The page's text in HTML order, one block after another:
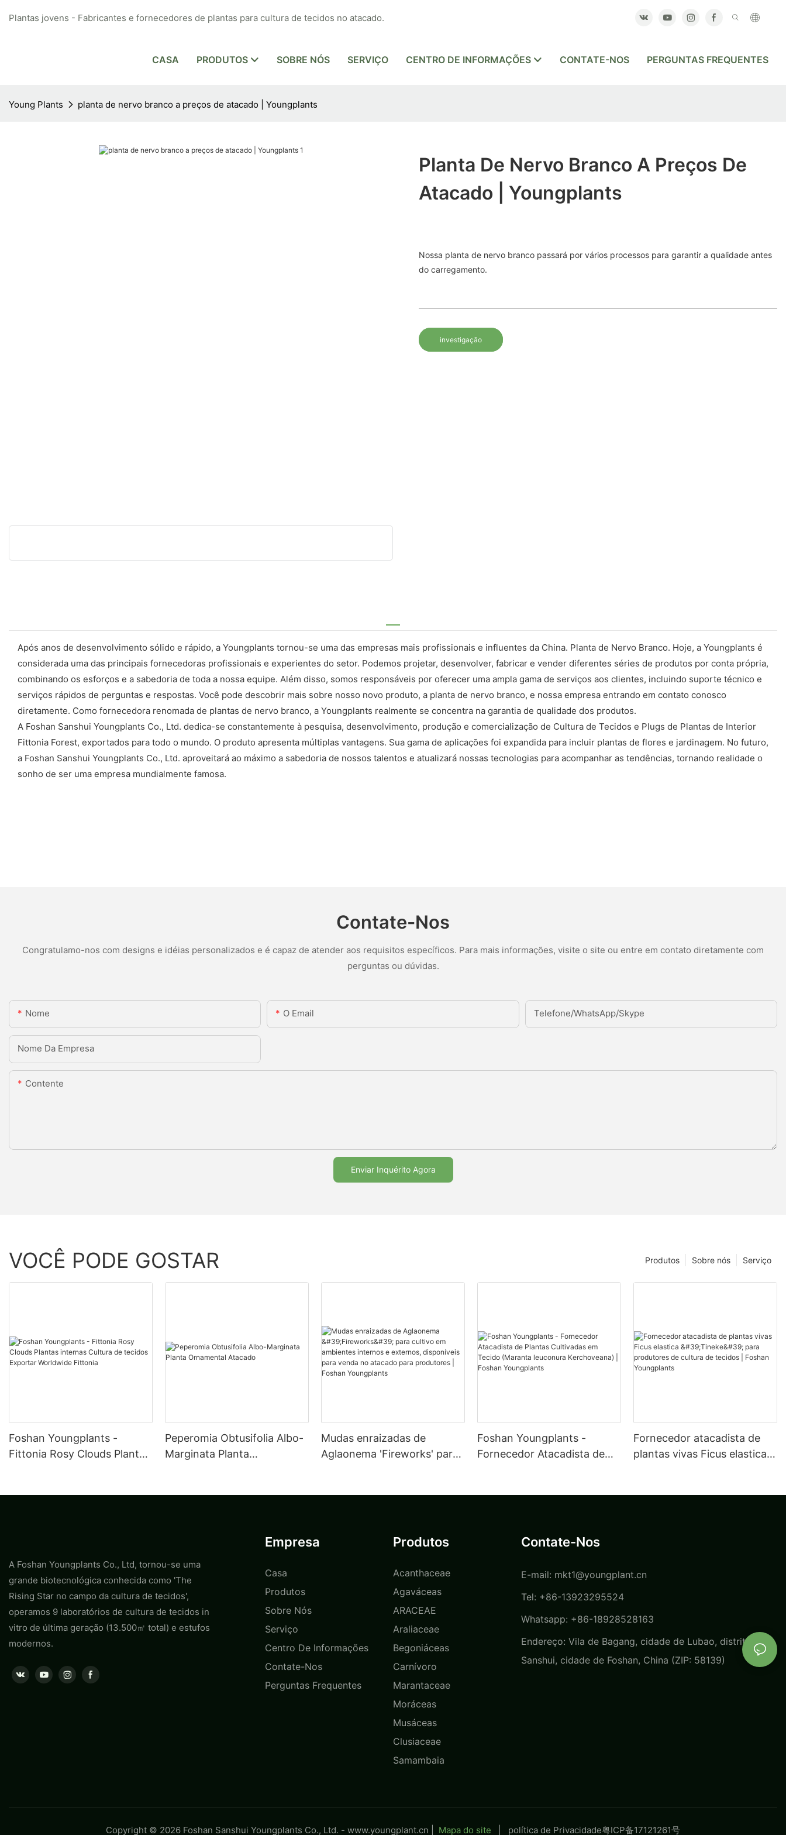
Plantas jovens - Fabricantes e fornecedores de plantas para cultura de tecidos no atacado.
CASA PRODUTOS SOBRE NÓS SERVIÇO CENTRO DE INFORMAÇÕES CONTATE-NOS PERGUNTAS FREQUENTES
Young Plants planta de nervo branco a preços de atacado | Youngplants
Planta De Nervo Branco A Preços De
Atacado | Youngplants
Nossa planta de nervo branco passará por vários processos para garantir a qualidade antes
do carregamento.
investigação
Após anos de desenvolvimento sólido e rápido, a Youngplants tornou-se uma das empresas mais profissionais e influentes da China. Planta de Nervo Branco. Hoje, a Youngplants é
considerada uma das principais fornecedoras profissionais e experientes do setor. Podemos projetar, desenvolver, fabricar e vender diferentes séries de produtos por conta própria,
combinando os esforços e a sabedoria de toda a nossa equipe. Além disso, somos responsáveis ​​por oferecer uma ampla gama de serviços aos clientes, incluindo suporte técnico e
serviços rápidos de perguntas e respostas. Você pode descobrir mais sobre nosso novo produto, a planta de nervo branco, e nossa empresa entrando em contato conosco
diretamente. Como fornecedora renomada de plantas de nervo branco, a Youngplants realmente se concentra na garantia de qualidade dos produtos.
A Foshan Sanshui Youngplants Co., Ltd. dedica-se constantemente à pesquisa, desenvolvimento, produção e comercialização de Cultura de Tecidos e Plugs de Plantas de Interior
Fittonia Forest, exportados para todo o mundo. O produto apresenta múltiplas vantagens. Sua gama de aplicações foi expandida para incluir plantas de flores e jardinagem. No futuro,
a Foshan Sanshui Youngplants Co., Ltd. aproveitará ao máximo a sabedoria de nossos talentos e atualizará nossas tecnologias para acompanhar as tendências, tornando realidade o
sonho de ser uma empresa mundialmente famosa.
Contate-Nos
Congratulamo-nos com designs e idéias personalizados e é capaz de atender aos requisitos específicos. Para mais informações, visite o site ou entre em contato diretamente com
perguntas ou dúvidas.
Nome O Email Telefone/WhatsApp/Skype
Nome Da Empresa
Contente
Enviar Inquérito Agora
VOCÊ PODE GOSTAR Serviço
Sobre nós
Produtos
Foshan Youngplants -
Fittonia Rosy Clouds Plantas
Peperomia Obtusifolia Albo-
Marginata Planta
Mudas enraizadas de
Aglaonema 'Fireworks' para
Foshan Youngplants -
Fornecedor Atacadista de
Fornecedor atacadista de
plantas vivas Ficus elastica
A Foshan Youngplants Co., Ltd, tornou-se uma
grande biotecnológica conhecida como 'The
Rising Star no campo da cultura de tecidos',
operamos 9 laboratórios de cultura de tecidos in
vitro de última geração (13.500㎡ total) e estufos
modernos.
Empresa
Casa
Produtos
Sobre Nós
Serviço
Centro De Informações
Contate-Nos
Perguntas Frequentes
Produtos
Acanthaceae
Agaváceas
ARACEAE
Araliaceae
Begoniáceas
Carnívoro
Marantaceae
Moráceas
Musáceas
Clusiaceae
Samambaia
Contate-Nos
E-mail: mkt1@youngplant.cn
Tel: +86-13923295524
Whatsapp: +86-18928528163
Endereço: Vila de Bagang, cidade de Lubao, distrito de
Sanshui, cidade de Foshan, China (ZIP: 58139)
Copyright © 2026 Foshan Sanshui Youngplants Co., Ltd. - www.youngplant.cn Mapa do site política de Privacidade粤ICP备17121261号